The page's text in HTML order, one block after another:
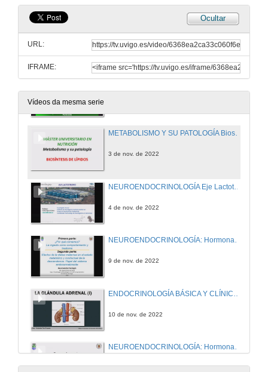
Ocultar
URL:
IFRAME:
Vídeos da mesma serie
METABOLISMO Y SU PATOLOGÍA Fosforilación oxidativa
2 de nov. de 2022
ENDOCRINOLOGÍA BÁSICA Y CLÍNICA Metabolismo calcio-fósforo-magnesio y su patología (I)
METABOLISMO Y SU PATOLOGÍA Biosíntesis de lípidos
3 de nov. de 2022
4 de nov. de 2022
NEUROENDOCRINOLOGÍA: Hormonas y conducta (I)
9 de nov. de 2022
10 de nov. de 2022
NEUROENDOCRINOLOGÍA: Hormonas y conducta (II)
10 de nov. de 2022